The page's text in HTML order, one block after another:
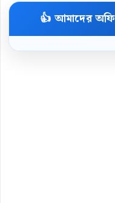
👍 আমাদের